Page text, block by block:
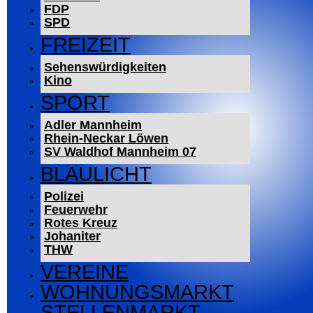
FDP
SPD
FREIZEIT
Sehenswürdigkeiten
Kino
SPORT
Adler Mannheim
Rhein-Neckar Löwen
SV Waldhof Mannheim 07
BLAULICHT
Polizei
Feuerwehr
Rotes Kreuz
Johaniter
THW
VEREINE
WOHNUNGSMARKT